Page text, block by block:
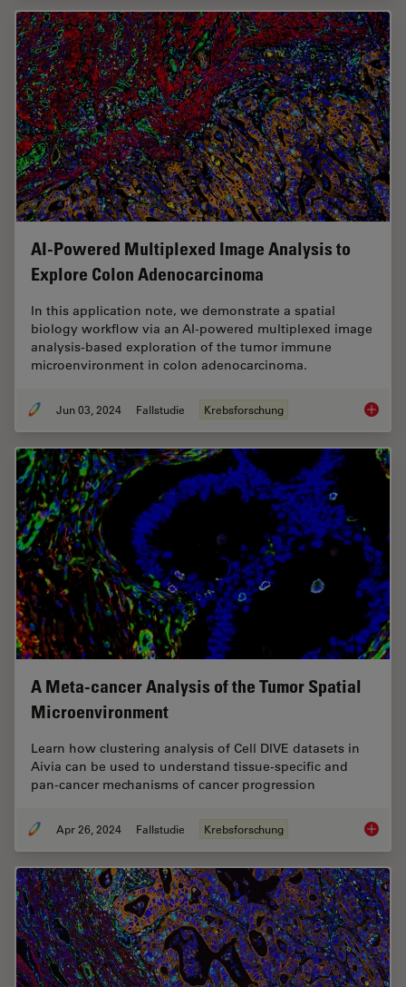
AI-Powered Multiplexed Image Analysis to
Explore Colon Adenocarcinoma
In this application note, we demonstrate a spatial
biology workflow via an AI-powered multiplexed image
analysis-based exploration of the tumor immune
microenvironment in colon adenocarcinoma.
Jun 03, 2024 Fallstudie Krebsforschung AI-
A Meta-cancer Analysis of the Tumor Spatial
Microenvironment
Learn how clustering analysis of Cell DIVE datasets in
Aivia can be used to understand tissue-specific and
pan-cancer mechanisms of cancer progression
Apr 26, 2024 Fallstudie Krebsforschung A